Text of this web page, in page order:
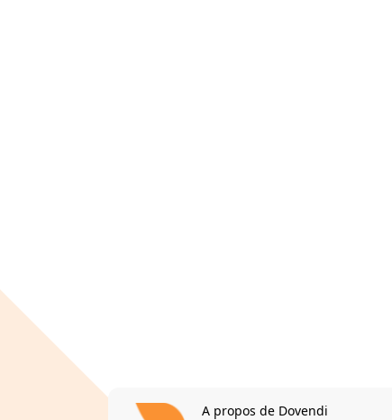
A propos de Dovendi